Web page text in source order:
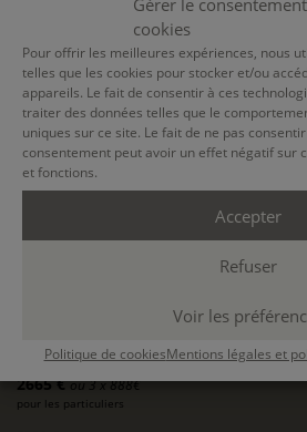
Gérer le
cookies
Pour offrir les meilleures expériences, nous
telles que les cookies pour stocker et/ou
appareils. Le fait de consentir à ces
traiter des données telles que le
uniques sur ce site. Le fait de ne pas
consentement peut avoir un effet négatif sur
et fonctions.
Accepter
Refuser
Voir les
Politique de cookiesMentions légales et
18 JANV. 2027
08 SEPT. 2027
PARIS
présentiel
5 modules de 3 ou 4 jours
SE FORMER À LA BIOGRAPHIE
CONCEVOIR ET RÉALISER DES
18 janv 2027, 19 janv 2027, 20 janv 2027, 21 janv
2027, 17 mars 2027, 10 mai 2027, 11 mai 2027, 12
2027, 06 juil 2027, 07 juil 2027, 08 juil 2027, 06
avecLucile Métout, Odile Jami-Caston
2665 € ou 3 x 888€
pour les particuliers